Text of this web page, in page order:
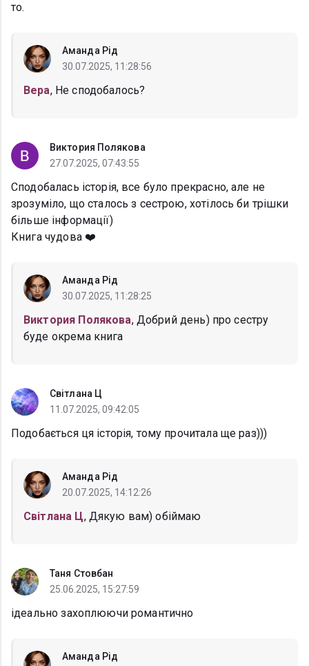
то.
Аманда Рід
30.07.2025, 11:28:56
Вера, Не сподобалось?
Виктория Полякова
27.07.2025, 07:43:55
Сподобалась історія, все було прекрасно, але не
зрозуміло, що сталось з сестрою, хотілось би трішки
більше інформації)
Книга чудова ❤️
Аманда Рід
30.07.2025, 11:28:25
Виктория Полякова, Добрий день) про сестру
буде окрема книга
Світлана Ц
11.07.2025, 09:42:05
Подобається ця історія, тому прочитала ще раз)))
Аманда Рід
20.07.2025, 14:12:26
Світлана Ц, Дякую вам) обіймаю
Таня Стовбан
25.06.2025, 15:27:59
ідеально захоплюючи романтично
Аманда Рід